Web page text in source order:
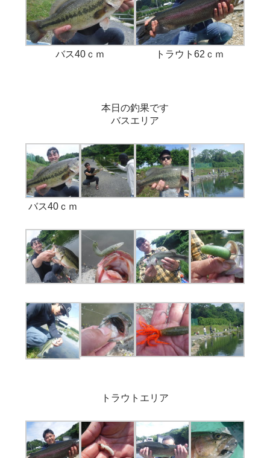
バス40ｃｍ トラウト62ｃｍ
本日の釣果です
バスエリア
バス40ｃｍ
トラウトエリア